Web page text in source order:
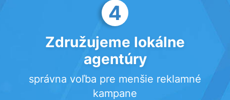
4
Združujeme lokálne
agentúry
správna voľba pre menšie reklamné
kampane